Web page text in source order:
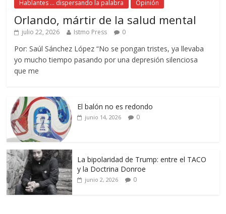
Hablantes ... dispersando la palabra Opinión
Orlando, mártir de la salud mental
julio 22, 2026 Istmo Press 0
Por: Saúl Sánchez López “No se pongan tristes, ya llevaba
yo mucho tiempo pasando por una depresión silenciosa
que me
El balón no es redondo
junio 14, 2026 0
La bipolaridad de Trump: entre el TACO
y la Doctrina Donroe
junio 2, 2026 0